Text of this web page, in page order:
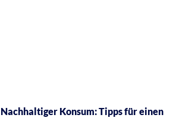
Nachhaltiger Konsum: Tipps für einen